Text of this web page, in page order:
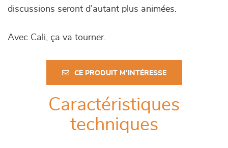
discussions seront d’autant plus animées.
Avec Cali, ça va tourner.
CE PRODUIT M'INTÉRESSE
Caractéristiques
techniques